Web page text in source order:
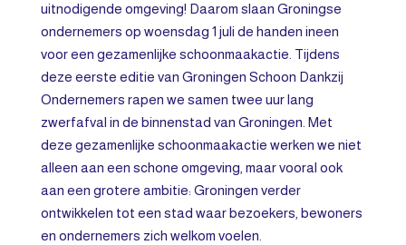
uitnodigende omgeving! Daarom slaan Groningse
ondernemers op woensdag 1 juli de handen ineen
voor een gezamenlijke schoonmaakactie. Tijdens
deze eerste editie van Groningen Schoon Dankzij
Ondernemers rapen we samen twee uur lang
zwerfafval in de binnenstad van Groningen. Met
deze gezamenlijke schoonmaakactie werken we niet
alleen aan een schone omgeving, maar vooral ook
aan een grotere ambitie: Groningen verder
ontwikkelen tot een stad waar bezoekers, bewoners
en ondernemers zich welkom voelen.